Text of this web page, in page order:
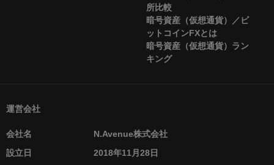
所比較
暗号資産（仮想通貨）／ビ
ットコインFXとは
暗号資産（仮想通貨）ラン
キング
運営会社
会社名
N.Avenue株式会社
設立日
2018年11月28日